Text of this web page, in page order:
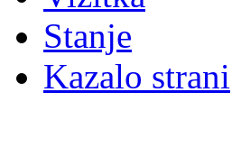
Stanje
Kazalo strani